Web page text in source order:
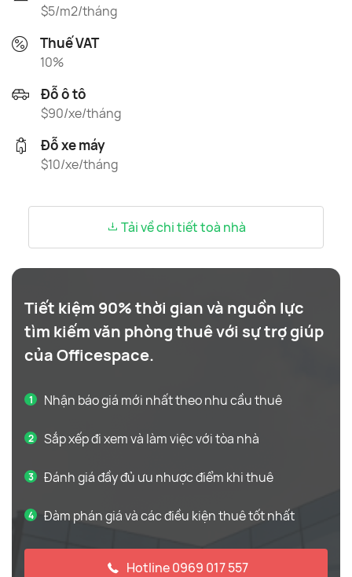
$5/m2/tháng
Thuế VAT
10%
Đỗ ô tô
$90/xe/tháng
Đỗ xe máy
$10/xe/tháng
Tải về chi tiết toà nhà
Tiết kiệm 90% thời gian và nguồn lực
tìm kiếm văn phòng thuê với sự trợ giúp
của Officespace.
Nhận báo giá mới nhất theo nhu cầu thuê
Sắp xếp đi xem và làm việc với tòa nhà
Đánh giá đầy đủ ưu nhược điểm khi thuê
Đàm phán giá và các điều kiện thuê tốt nhất
Hotline 0969 017 557